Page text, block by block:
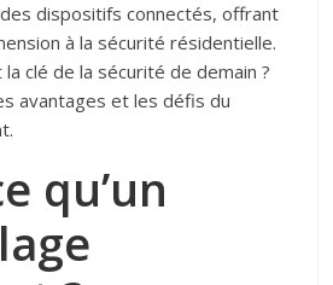
dispositifs connectés, offrant
à la sécurité résidentielle.
clé de la sécurité de demain ?
avantages et les défis du
qu’un